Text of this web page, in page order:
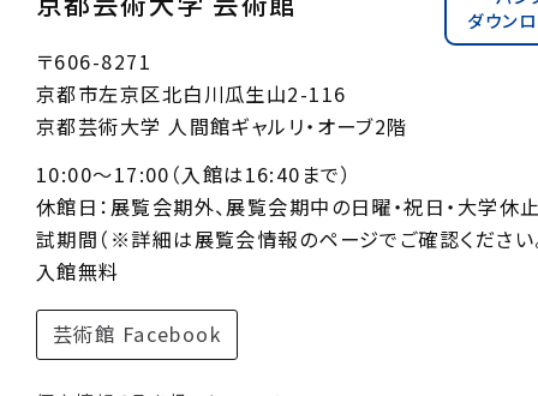
ダウン
〒606-8271
京都市左京区北白川瓜生山2-116
京都芸術大学 人間館ギャルリ・オーブ2階
10:00〜17:00（入館は16:40まで）
休館日：展覧会期外、展覧会期中の日曜・祝日・大学休
試期間（※詳細は展覧会情報のページでご確認ください
入館無料
芸術館 Facebook